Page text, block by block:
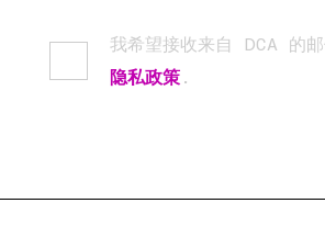
我希望接收来自 DCA 的
隐私政策 .